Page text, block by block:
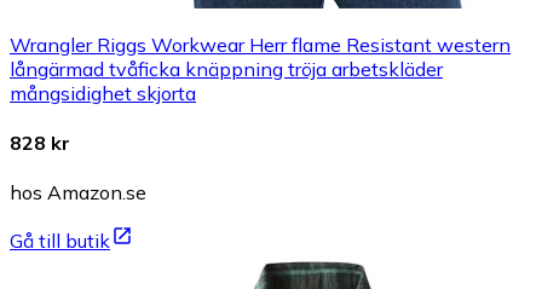
Wrangler Riggs Workwear Herr flame Resistant western
långärmad tvåficka knäppning tröja arbetskläder
mångsidighet skjorta
828 kr
hos Amazon.se
Gå till butik